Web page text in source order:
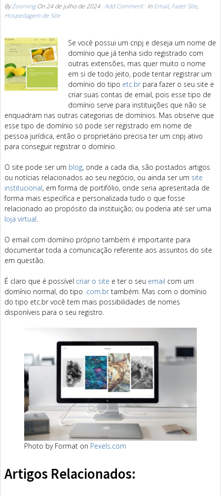
ByZoomingOn 24 de julho de 2024 · Add Comment· In Email, Fazer Site,
Hospedagem de Site
Se você possui um cnpj e deseja um nome de
domínio que já tenha sido registrado com
outras extensões, mas quer muito o nome
em si de todo jeito, pode tentar registrar um
domínio do tipo etc.brpara fazer o seu site e
criar suas contas de email, pois esse tipo de
domínio serve para instituições que não se
enquadram nas outras categorias de domínios. Mas observe que
esse tipo de domínio só pode ser registrado em nome de
pessoa jurídica, então o proprietário precisa ter um cnpj ativo
para conseguir registrar o domínio.
O site pode ser um blog, onde a cada dia, são postados artigos
ou notícias relacionados ao seu negócio, ou ainda ser um site
institucional, em forma de portifólio, onde seria apresentada de
forma mais específica e personalizada tudo o que fosse
relacionado ao propósito da instituição; ou poderia até ser uma
loja virtual.
O email com domínio próprio também é importante para
documentar toda a comunicação referente aos assuntos do site
em questão.
É claro que é possível criar o site e ter o seu email com um
domínio normal, do tipo .com.br também. Mas com o domínio
do tipo etc.br você tem mais possibilidades de nomes
disponíveis para o seu registro.
Photo by Format on Pexels.com
Artigos Relacionados: